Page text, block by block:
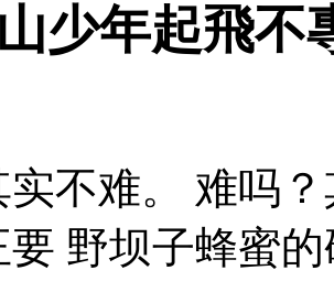
少年起飛不
实不难。 难吗
要 野坝子蜂蜜